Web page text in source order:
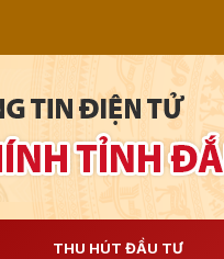
THU HÚT ĐẦU TƯ